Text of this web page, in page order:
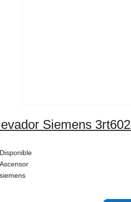
Siemens
Disponible
Ascensor
siemens